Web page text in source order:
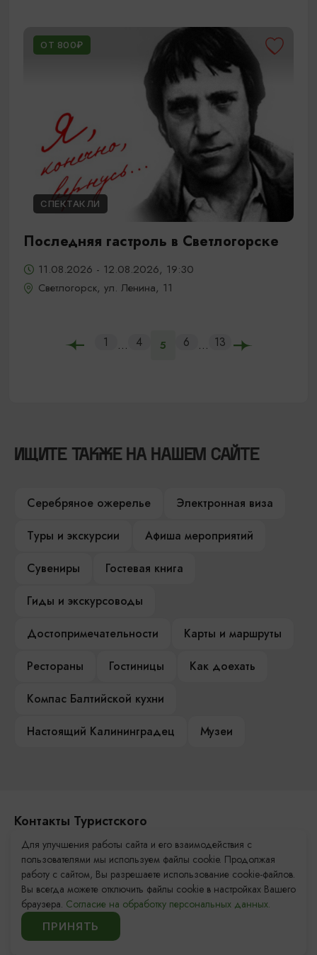
ОТ 800₽
СПЕКТАКЛИ
Последняя гастроль в Светлогорске
11.08.2026 - 12.08.2026, 19:30
Светлогорск, ул. Ленина, 11
1 ... 4 5 6 ... 13
ИЩИТЕ ТАКЖЕ НА НАШЕМ САЙТЕ
Серебряное ожерелье
Электронная виза
Туры и экскурсии
Афиша мероприятий
Сувениры
Гостевая книга
Гиды и экскурсоводы
Достопримечательности
Карты и маршруты
Рестораны
Гостиницы
Как доехать
Компас Балтийской кухни
Настоящий Калининградец
Музеи
Контакты Туристского
информационного центра
+7 (4012) 555-200
8 (800) 200-55-39
info@visit-kaliningrad.ru
Для улучшения работы сайта и его взаимодействия с
пользователями мы используем файлы cookie. Продолжая
работу с сайтом, Вы разрешаете использование cookie-файлов.
Вы всегда можете отключить файлы cookie в настройках Вашего
браузера. Согласие на обработку персональных данных.
ПРИНЯТЬ